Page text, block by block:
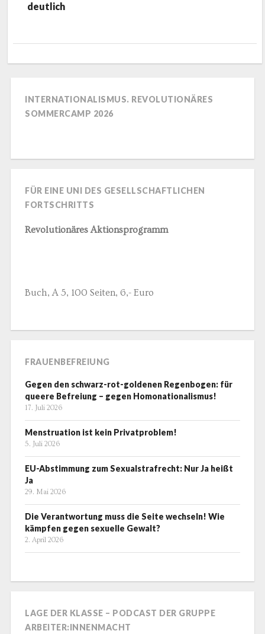
deutlich
INTERNATIONALISMUS. REVOLUTIONÄRES
SOMMERCAMP 2026
FÜR EINE UNI DES GESELLSCHAFTLICHEN
FORTSCHRITTS
Revolutionäres Aktionsprogramm
Buch, A 5, 100 Seiten, 6,- Euro
FRAUENBEFREIUNG
Gegen den schwarz-rot-goldenen Regenbogen: für
queere Befreiung – gegen Homonationalismus!
17. Juli 2026
Menstruation ist kein Privatproblem!
5. Juli 2026
EU-Abstimmung zum Sexualstrafrecht: Nur Ja heißt
Ja
29. Mai 2026
Die Verantwortung muss die Seite wechseln! Wie
kämpfen gegen sexuelle Gewalt?
2. April 2026
LAGE DER KLASSE – PODCAST DER GRUPPE
ARBEITER:INNENMACHT